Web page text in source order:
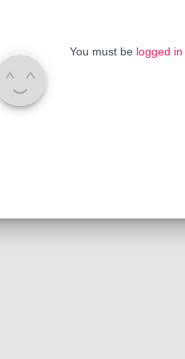
You must be logged in